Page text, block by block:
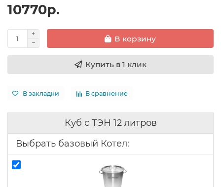
10770р.
В корзину
Купить в 1 клик
В закладки В сравнение
Куб с ТЭН 12 литров
Выбрать базовый Котел: